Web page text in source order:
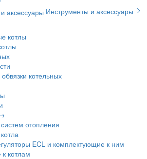
Инструменты и аксессуары
котлы
котельных
отопления
ECL и комплектующие к ним
котлам